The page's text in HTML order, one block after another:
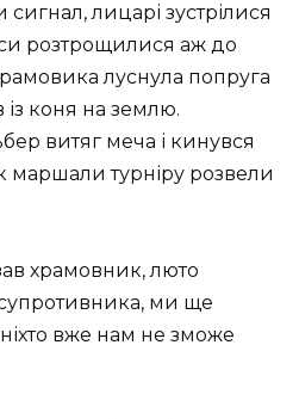
лицарі зустрілися
розтрощилися аж до
луснула попруга
із коня на землю.
витяг меча і кинувся
турніру розвели
храмовник, люто
ми ще
вже нам не зможе